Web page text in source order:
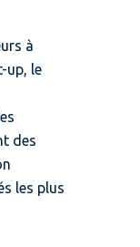
à
up, le
des
les plus